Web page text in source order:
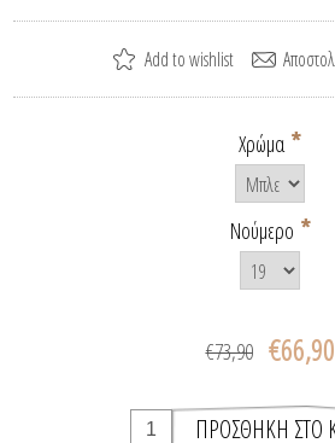
Χρώμα *
Νούμερο *
€73,90 €66,90